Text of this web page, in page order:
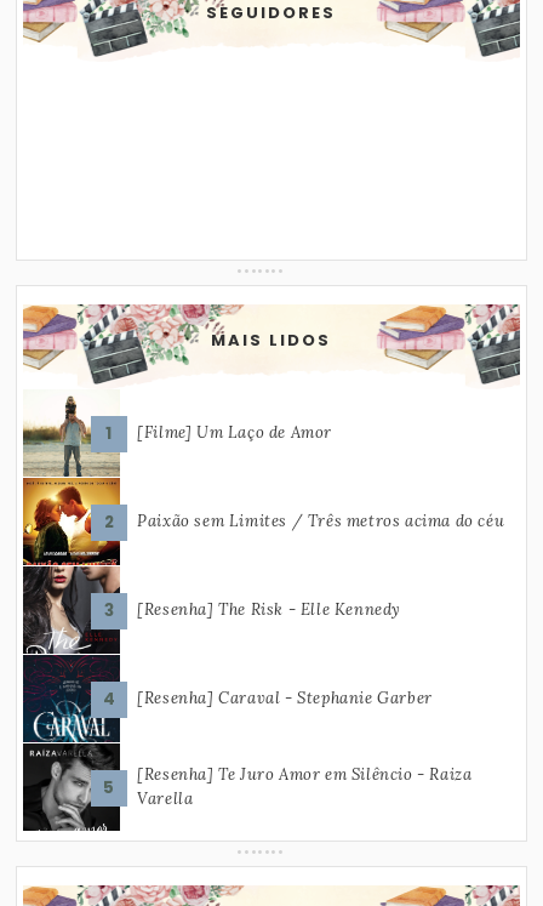
SEGUIDORES
MAIS LIDOS
[Filme] Um Laço de Amor
Paixão sem Limites / Três metros acima do céu
[Resenha] The Risk - Elle Kennedy
[Resenha] Caraval - Stephanie Garber
[Resenha] Te Juro Amor em Silêncio - Raiza
Varella